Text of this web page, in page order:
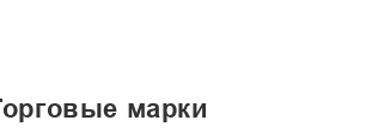
торговые марки